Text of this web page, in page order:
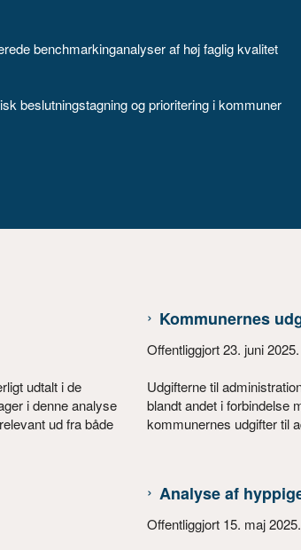
benchmarkinganalyser af høj faglig kvalitet
beslutningstagning og prioritering i kommuner
udtalt i de
i denne analyse
ud fra både
Kommunernes
Offentliggjort 23. juni 2025.
Udgifterne til
blandt andet i forbindelse
kommunernes udgifter til
Analyse af
Offentliggjort 15. maj 2025.